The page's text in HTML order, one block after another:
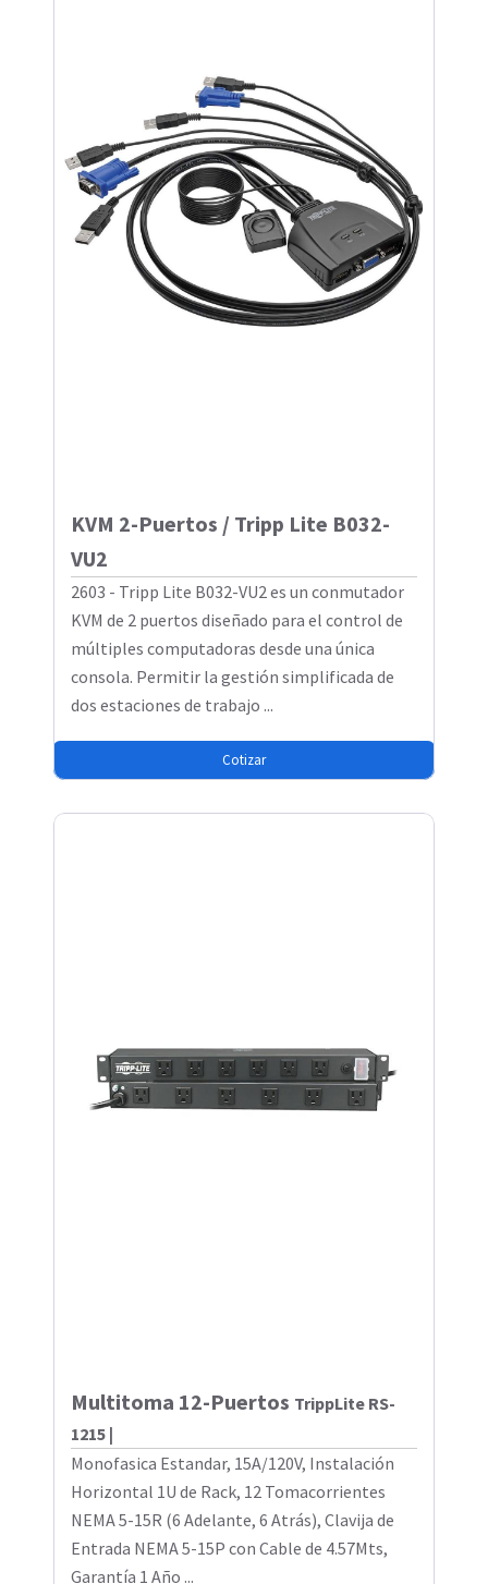
KVM 2-Puertos / Tripp Lite B032-
VU2
2603 - Tripp Lite B032-VU2 es un conmutador
KVM de 2 puertos diseñado para el control de
múltiples computadoras desde una única
consola. Permitir la gestión simplificada de
dos estaciones de trabajo ...
Cotizar
Multitoma 12-Puertos TrippLite RS-
1215 |
Monofasica Estandar, 15A/120V, Instalación
Horizontal 1U de Rack, 12 Tomacorrientes
NEMA 5-15R (6 Adelante, 6 Atrás), Clavija de
Entrada NEMA 5-15P con Cable de 4.57Mts,
Garantía 1 Año ...